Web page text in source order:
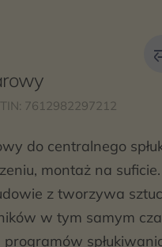
7612982297212
do centralnego
montaż na suficie.
z tworzywa
w tym samym